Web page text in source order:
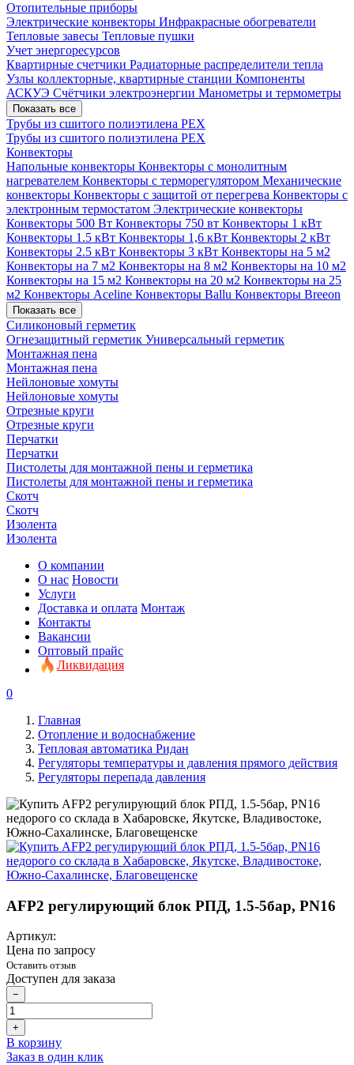
Отопительные приборы
Электрические конвекторы Инфракрасные обогреватели
Тепловые завесы Тепловые пушки
Учет энергоресурсов
Квартирные счетчики Радиаторные распределители тепла
Узлы коллекторные, квартирные станции Компоненты
АСКУЭ Счётчики электроэнергии Манометры и термометры
Показать все
Трубы из сшитого полиэтилена PEX
Трубы из сшитого полиэтилена PEX
Конвекторы
Напольные конвекторы Конвекторы с монолитным
нагревателем Конвекторы с терморегулятором Механические
конвекторы Конвекторы с защитой от перегрева Конвекторы с
электронным термостатом Электрические конвекторы
Конвекторы 500 Вт Конвекторы 750 вт Конвекторы 1 кВт
Конвекторы 1.5 кВт Конвекторы 1,6 кВт Конвекторы 2 кВт
Конвекторы 2.5 кВт Конвекторы 3 кВт Конвекторы на 5 м2
Конвекторы на 7 м2 Конвекторы на 8 м2 Конвекторы на 10 м2
Конвекторы на 15 м2 Конвекторы на 20 м2 Конвекторы на 25
м2 Конвекторы Aceline Конвекторы Ballu Конвекторы Breeon
Показать все
Силиконовый герметик
Огнезащитный герметик Универсальный герметик
Монтажная пена
Монтажная пена
Нейлоновые хомуты
Нейлоновые хомуты
Отрезные круги
Отрезные круги
Перчатки
Перчатки
Пистолеты для монтажной пены и герметика
Пистолеты для монтажной пены и герметика
Скотч
Скотч
Изолента
Изолента
О компании
О нас Новости
Услуги
Доставка и оплата Монтаж
Контакты
Вакансии
Оптовый прайс
Ликвидация
0
Главная
Отопление и водоснабжение
Тепловая автоматика Ридан
Регуляторы температуры и давления прямого действия
Регуляторы перепада давления
AFP2 регулирующий блок РПД, 1.5-5бар, PN16
Артикул:
Цена по запросу
Оставить отзыв
Доступен для заказа
−
+
В корзину
Заказ в один клик